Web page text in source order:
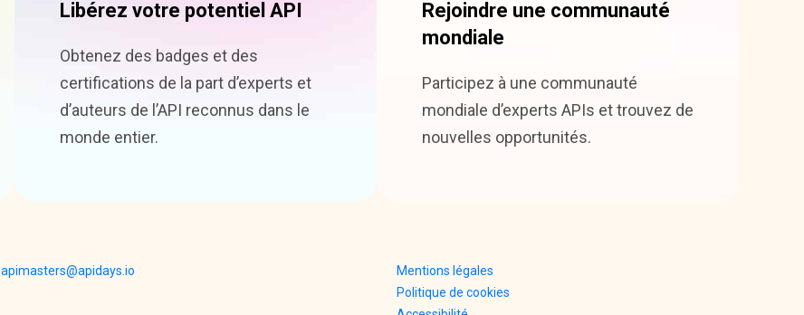
Libérez votre potentiel API
Obtenez des badges et des
certifications de la part d’experts et
d’auteurs de l’API reconnus dans le
monde entier.
Rejoindre une communauté
mondiale
Participez à une communauté
mondiale d’experts APIs et trouvez de
nouvelles opportunités.
apimasters@apidays.io
Mentions légales
Politique de cookies